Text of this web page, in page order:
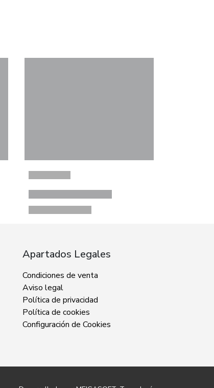
Apartados Legales
Condiciones de venta
Aviso legal
Política de privacidad
Política de cookies
Configuración de Cookies